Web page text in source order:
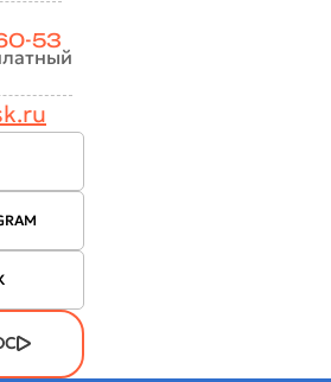
53